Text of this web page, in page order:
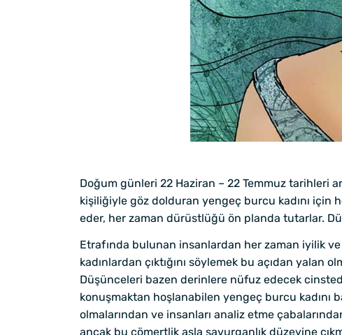
Doğum günleri 22 Haziran – 22 Temmuz tarihleri
kişiliğiyle göz dolduran yengeç burcu kadını için
eder, her zaman dürüstlüğü ön planda tutarlar.
Etrafında bulunan insanlardan her zaman iyilik
kadınlardan çıktığını söylemek bu açıdan yalan
Düşünceleri bazen derinlere nüfuz edecek
konuşmaktan hoşlanabilen yengeç burcu kadını
olmalarından ve insanları analiz etme
ancak bu cömertlik asla savurganlık düzeyine